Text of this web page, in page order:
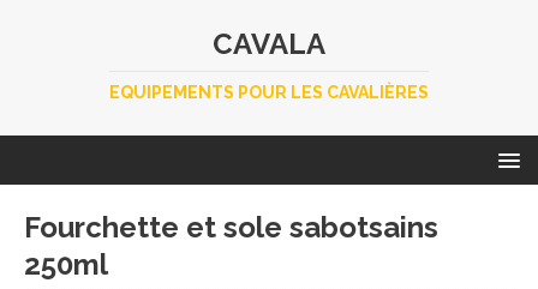
CAVALA
EQUIPEMENTS POUR LES CAVALIÈRES
Fourchette et sole sabotsains
250ml